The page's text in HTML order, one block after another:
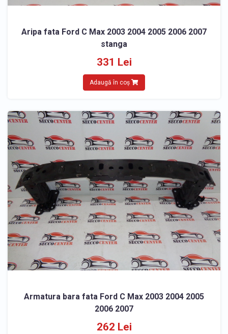
Aripa fata Ford C Max 2003 2004 2005 2006 2007
stanga
331 Lei
Adaugă în coș
Armatura bara fata Ford C Max 2003 2004 2005
2006 2007
262 Lei